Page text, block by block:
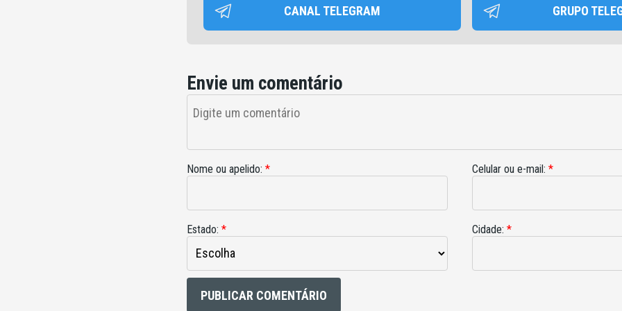
CANAL TELEGRAM GRUPO
Envie um comentário
Nome ou apelido: * Celular ou e-mail:*
Estado: * Cidade:*